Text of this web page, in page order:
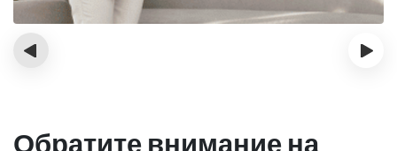
‹ ›
Обратите внимание на